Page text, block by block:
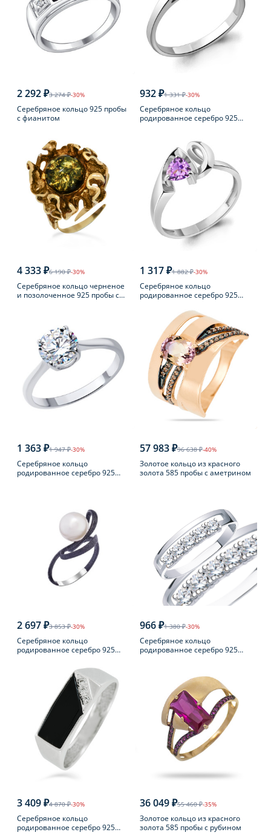
2 292 ₽3 274 ₽-30%
Серебряное кольцо 925 пробы
с фианитом
932 ₽1 331 ₽-30%
Серебряное кольцо
родированное серебро 925
4 333 ₽6 190 ₽-30%
Серебряное кольцо черненое
и позолоченное 925 пробы с
1 317 ₽1 882 ₽-30%
Серебряное кольцо
родированное серебро 925
1 363 ₽1 947 ₽-30%
Серебряное кольцо
родированное серебро 925
57 983 ₽96 638 ₽-40%
Золотое кольцо из красного
золота 585 пробы с аметрином
2 697 ₽3 853 ₽-30%
Серебряное кольцо
родированное серебро 925
966 ₽1 380 ₽-30%
Серебряное кольцо
родированное серебро 925
3 409 ₽4 870 ₽-30%
Серебряное кольцо
родированное серебро 925
36 049 ₽55 460 ₽-35%
Золотое кольцо из красного
золота 585 пробы с рубином